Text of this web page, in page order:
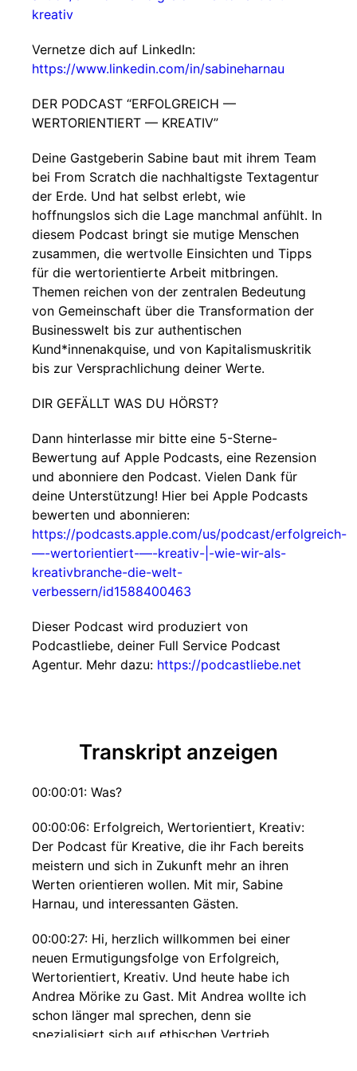
kreativ
Vernetze dich auf LinkedIn:
https://www.linkedin.com/in/sabineharnau
DER PODCAST “ERFOLGREICH —
WERTORIENTIERT — KREATIV”
Deine Gastgeberin Sabine baut mit ihrem Team
bei From Scratch die nachhaltigste Textagentur
der Erde. Und hat selbst erlebt, wie
hoffnungslos sich die Lage manchmal anfühlt. In
diesem Podcast bringt sie mutige Menschen
zusammen, die wertvolle Einsichten und Tipps
für die wertorientierte Arbeit mitbringen.
Themen reichen von der zentralen Bedeutung
von Gemeinschaft über die Transformation der
Businesswelt bis zur authentischen
Kund*innenakquise, und von Kapitalismuskritik
bis zur Versprachlichung deiner Werte.
DIR GEFÄLLT WAS DU HÖRST?
Dann hinterlasse mir bitte eine 5-Sterne-
Bewertung auf Apple Podcasts, eine Rezension
und abonniere den Podcast. Vielen Dank für
deine Unterstützung! Hier bei Apple Podcasts
bewerten und abonnieren:
https://podcasts.apple.com/us/podcast/erfolgreich-
—-wertorientiert-—-kreativ-|-wie-wir-als-
kreativbranche-die-welt-
verbessern/id1588400463
Dieser Podcast wird produziert von
Podcastliebe, deiner Full Service Podcast
Agentur. Mehr dazu: https://podcastliebe.net
Transkript anzeigen
00:00:01: Was?
00:00:06: Erfolgreich, Wertorientiert, Kreativ:
Der Podcast für Kreative, die ihr Fach bereits
meistern und sich in Zukunft mehr an ihren
Werten orientieren wollen. Mit mir, Sabine
Harnau, und interessanten Gästen.
00:00:27: Hi, herzlich willkommen bei einer
neuen Ermutigungsfolge von Erfolgreich,
Wertorientiert, Kreativ. Und heute habe ich
Andrea Mörike zu Gast. Mit Andrea wollte ich
schon länger mal sprechen, denn sie
spezialisiert sich auf ethischen Vertrieb,